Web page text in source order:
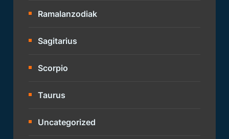
Ramalanzodiak
Sagitarius
Scorpio
Taurus
Uncategorized